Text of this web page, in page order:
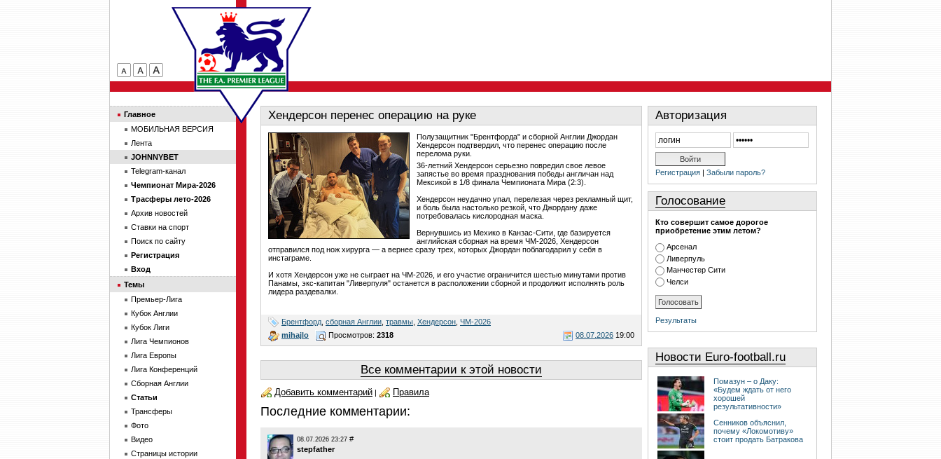
Хендерсон перенес операцию на руке
Полузащитник "Брентфорда" и сборной Англии Джордан
Хендерсон подтвердил, что перенес операцию после
перелома руки.
36-летний Хендерсон серьезно повредил свое левое
запястье во время празднования победы англичан над
Мексикой в 1/8 финала Чемпионата Мира (2:3).
Хендерсон неудачно упал, перелезая через рекламный щит,
и боль была настолько резкой, что Джордану даже
потребовалась кислородная маска.
Вернувшись из Мехико в Канзас-Сити, где базируется
английская сборная на время ЧМ-2026, Хендерсон
отправился под нож хирурга — а вернее сразу трех, которых Джордан поблагодарил у себя в
инстаграме.
И хотя Хендерсон уже не сыграет на ЧМ-2026, и его участие ограничится шестью минутами против
Панамы, экс-капитан "Ливерпуля" останется в расположении сборной и продолжит исполнять роль
лидера раздевалки.
Брентфорд сборная Англии травмы Хендерсон ЧМ-2026
mihajlo
08.07.2026 19:00
Просмотров: 2318
Все комментарии к этой новости
Добавить комментарий | Правила
Последние комментарии:
08.07.2026 23:27 #
stepfather
Авторизация
Регистрация | Забыли пароль?
Голосование
Кто совершит самое дорогое
приобретение этим летом?
Арсенал
Ливерпуль
Манчестер Сити
Челси
Результаты
Новости Euro-football.ru
Помазун – о Даку:
«Будем ждать от него
хорошей
результативности»
Сенников объяснил,
почему «Локомотиву»
стоит продать Батракова
Главное
МОБИЛЬНАЯ ВЕРСИЯ
Лента
JOHNNYBET
Telegram-канал
Чемпионат Мира-2026
Трасферы лето-2026
Архив новостей
Ставки на спорт
Поиск по сайту
Регистрация
Вход
Темы
Премьер-Лига
Кубок Англии
Кубок Лиги
Лига Чемпионов
Лига Европы
Лига Конференций
Сборная Англии
Статьи
Трансферы
Фото
Видео
Страницы истории